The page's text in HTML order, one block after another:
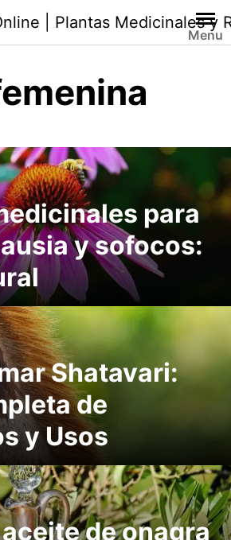
| Plantas Medicinales y
Menu
para
y sofocos:
Shatavari:
de
y Usos
de onagra